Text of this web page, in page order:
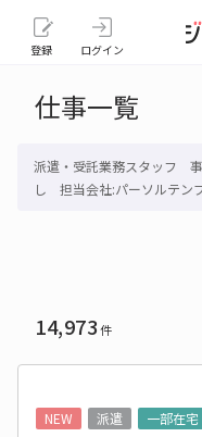
登録 ログイン
仕事一覧
派遣・受託業務スタッフ
し 担当会社:パーソルテン
14,973件
NEW
派遣 一部在宅